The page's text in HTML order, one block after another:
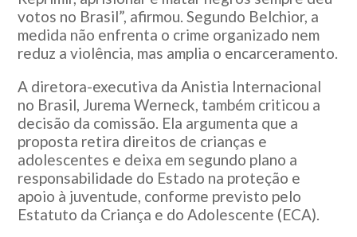
votos no Brasil”, afirmou. Segundo Belchior, a
medida não enfrenta o crime organizado nem
reduz a violência, mas amplia o encarceramento.
A diretora-executiva da Anistia Internacional
no Brasil, Jurema Werneck, também criticou a
decisão da comissão. Ela argumenta que a
proposta retira direitos de crianças e
adolescentes e deixa em segundo plano a
responsabilidade do Estado na proteção e
apoio à juventude, conforme previsto pelo
Estatuto da Criança e do Adolescente (ECA).